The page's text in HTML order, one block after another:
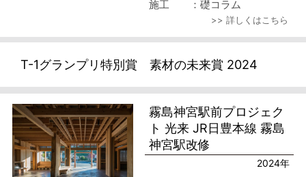
施工 ：礎コラム
>> 詳しくはこちら
T-1グランプリ特別賞 素材の未来賞 2024
霧島神宮駅前プロジェク
ト 光来 JR日豊本線 霧島
神宮駅改修
2024年